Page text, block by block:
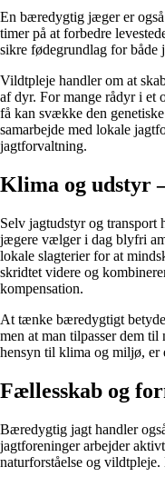
En bæredygtig jæger er
timer på at forbedre
sikre fødegrundlag for både
Vildtpleje handler om at
af dyr. For mange rådyr i et
få kan svække den
samarbejde med lokale
jagtforvaltning.
Klima og udstyr
Selv jagtudstyr og
jægere vælger i dag blyfri
lokale slagterier for at
skridtet videre og
kompensation.
At tænke bæredygtigt
men at man tilpasser dem
hensyn til klima og miljø, er
Fællesskab og
Bæredygtig jagt handler
jagtforeninger arbejder
naturforståelse og